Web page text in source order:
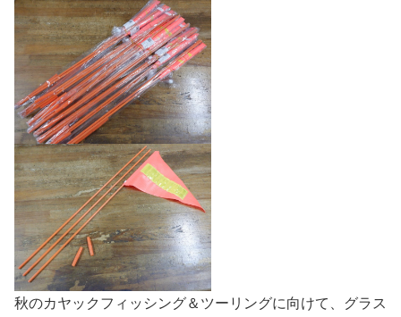
秋のカヤックフィッシング＆ツーリングに向けて、グラス